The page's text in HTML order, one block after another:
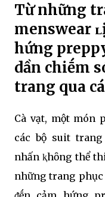
Từ những
menswear
hứng
dần chiḗm
trang qua
Cà vạt, một món
các bộ suit
nhấn ⱪhȏng thể
những trang